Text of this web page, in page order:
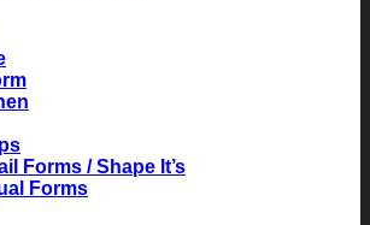
Forms / Shape It’s
Forms